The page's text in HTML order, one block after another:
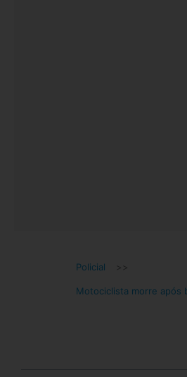
Policial >>
Motociclista morre após